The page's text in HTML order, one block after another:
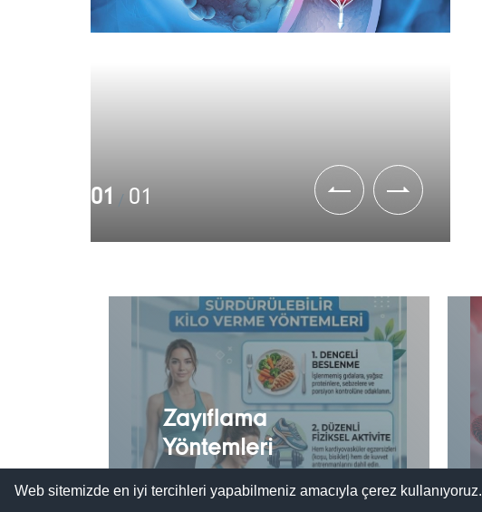
Web sitemizde en iyi tercihleri yapabilmeniz amacıyla çerez kullanıyoruz.
01 / 01
Zayıflama
Yöntemleri